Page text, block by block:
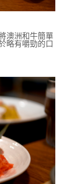
澳洲和牛簡單
略有嚼勁的口